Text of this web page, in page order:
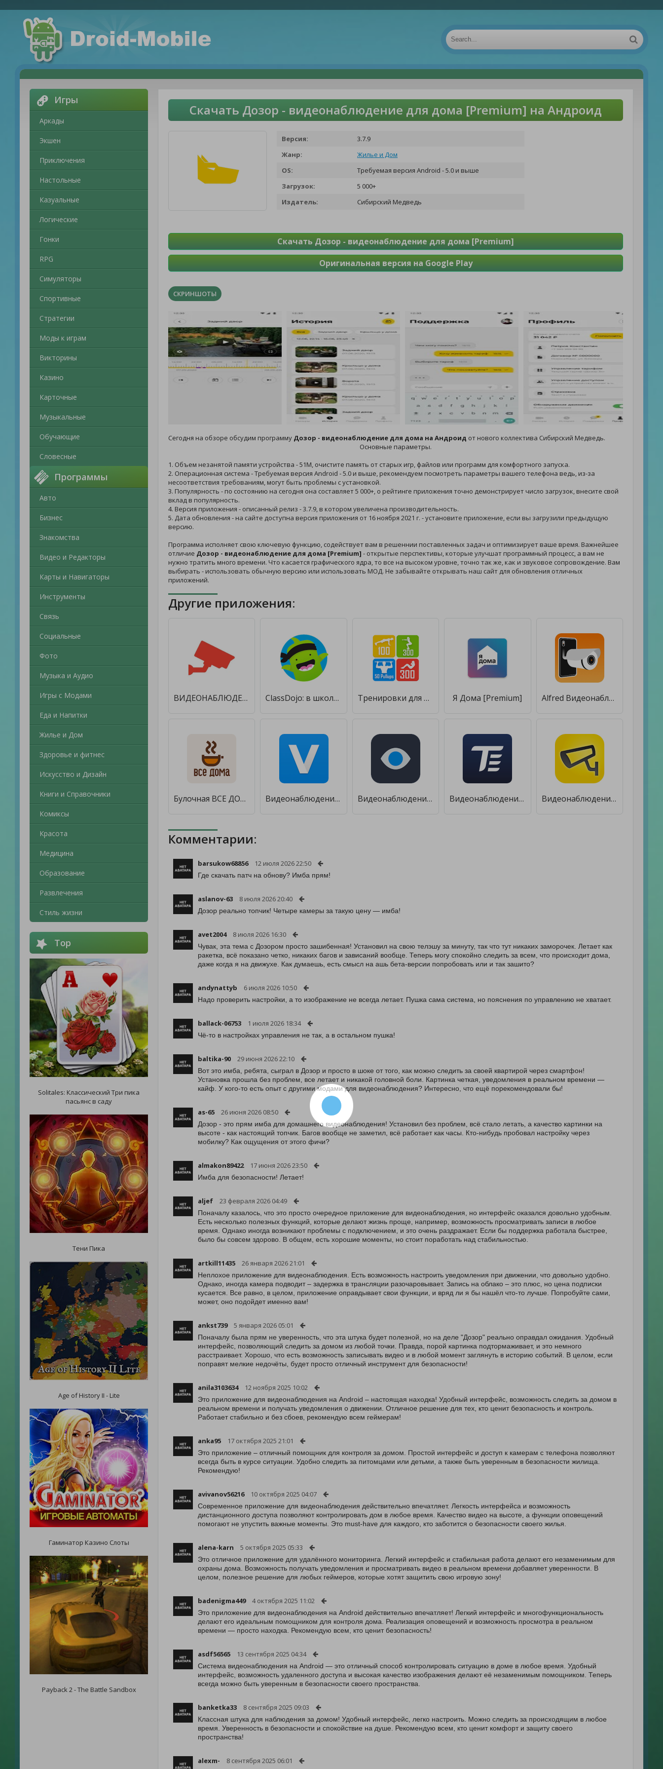
Игры
Аркады
Экшен
Приключения
Настольные
Казуальные
Логические
Гонки
RPG
Симуляторы
Спортивные
Стратегии
Моды к играм
Викторины
Казино
Карточные
Музыкальные
Обучающие
Словесные
Программы
Авто
Бизнес
Знакомства
Видео и Редакторы
Карты и Навигаторы
Инструменты
Связь
Социальные
Фото
Музыка и Аудио
Игры с Модами
Еда и Напитки
Жилье и Дом
Здоровье и фитнес
Искусство и Дизайн
Книги и Справочники
Комиксы
Красота
Медицина
Образование
Развлечения
Стиль жизни
Top
Solitales: Классический Три пика
пасьянс в саду
Тени Пика
Age of History II - Lite
Гаминатор Казино Слоты
Payback 2 - The Battle Sandbox
Скачать Дозор - видеонаблюдение для дома [Premium] на Андроид
Версия:
3.7.9
Жанр:
Жилье и Дом
OS:
Требуемая версия Android - 5.0 и выше
Загрузок:
5 000+
Издатель:
Сибирский Медведь
Скачать Дозор - видеонаблюдение для дома [Premium]
Оригинальная версия на Google Play
СКРИНШОТЫ
Сегодня на обзоре обсудим программу Дозор - видеонаблюдение для дома на Андроид от нового коллектива Сибирский Медведь.
Основные параметры.
1. Объем незанятой памяти устройства - 51M, очистите память от старых игр, файлов или программ для комфортного запуска.
2. Операционная система - Требуемая версия Android - 5.0 и выше, рекомендуем посмотреть параметры вашего телефона ведь, из-за
несоответствия требованиям, могут быть проблемы с установкой.
3. Популярность - по состоянию на сегодня она составляет 5 000+, о рейтинге приложения точно демонстрирует число загрузок, внесите свой
вклад в популярность.
4. Версия приложения - описанный релиз - 3.7.9, в котором увеличена производительность.
5. Дата обновления - на сайте доступна версия приложения от 16 ноября 2021 г. - установите приложение, если вы загрузили предыдущую
версию.
Программа исполняет свою ключевую функцию, содействует вам в решеннии поставленных задач и оптимизирует ваше время. Важнейшее
отличие Дозор - видеонаблюдение для дома [Premium] - открытые перспективы, которые улучшат программный процесс, а вам не
нужно тратить много времени. Что касается графического ядра, то все на высоком уровне, точно так же, как и звуковое сопровождение. Вам
выбирать - использовать обычную версию или использовать МОД. Не забывайте открывать наш сайт для обновления отличных
приложений.
Другие приложения:
ВИДЕОНАБЛЮДЕНИЕ [Без рекламы] ClassDojo: в школе и дома [Premium] Тренировки для дома BeStronger [Premium] Я Дома [Premium] Alfred Видеонаблюдение камера [Premium]
Булочная ВСЕ ДОМА [Premium] Видеонаблюдение Ivideon [Unlocked] Видеонаблюдение Ростелеком [Без рекламы] Видеонаблюдение TRASSIR client [Premium] Видеонаблюдение Дом.ru Бизнес [Без рекламы]
Комментарии:
barsukow68856 12 июля 2026 22:50
Где скачать патч на обнову? Имба прям!
aslanov-63 8 июля 2026 20:40
Дозор реально топчик! Четыре камеры за такую цену — имба!
avet2004 8 июля 2026 16:30
Чувак, эта тема с Дозором просто зашибенная! Установил на свою телэшу за минуту, так что тут никаких заморочек. Летает как
ракетка, всё показано четко, никаких багов и зависаний вообще. Теперь могу спокойно следить за всем, что происходит дома,
даже когда я на движухе. Как думаешь, есть смысл на ашь бета-версии попробовать или и так зашито?
andynattyb 6 июля 2026 10:50
Надо проверить настройки, а то изображение не всегда летает. Пушка сама система, но пояснения по управлению не хватает.
ballack-06753 1 июля 2026 18:34
Чё-то в настройках управления не так, а в остальном пушка!
baltika-90 29 июня 2026 22:10
Вот это имба, ребята, сыграл в Дозор и просто в шоке от того, как можно следить за своей квартирой через смартфон!
Установка прошла без проблем, все летает и никакой головной боли. Картинка четкая, уведомления в реальном времени —
кайф. У кого-то есть опыт с другими модами для видеонаблюдения? Интересно, что ещё порекомендовали бы!
as-65 26 июня 2026 08:50
Дозор - это прям имба для домашнего видеонаблюдения! Установил без проблем, всё стало летать, а качество картинки на
высоте - как настоящий топчик. Багов вообще не заметил, всё работает как часы. Кто-нибудь пробовал настройку через
мобилку? Как ощущения от этого фичи?
almakon89422 17 июня 2026 23:50
Имба для безопасности! Летает!
aljef 23 февраля 2026 04:49
Поначалу казалось, что это просто очередное приложение для видеонаблюдения, но интерфейс оказался довольно удобным.
Есть несколько полезных функций, которые делают жизнь проще, например, возможность просматривать записи в любое
время. Однако иногда возникают проблемы с подключением, и это очень раздражает. Если бы поддержка работала быстрее,
было бы совсем здорово. В общем, есть хорошие моменты, но стоит поработать над стабильностью.
artkill11435 26 января 2026 21:01
Неплохое приложение для видеонаблюдения. Есть возможность настроить уведомления при движении, что довольно удобно.
Однако, иногда камера подводит – задержка в трансляции разочаровывает. Запись на облако – это плюс, но цена подписки
кусается. Все равно, в целом, приложение оправдывает свои функции, и вряд ли я бы нашёл что-то лучше. Попробуйте сами,
может, оно подойдет именно вам!
ankst739 5 января 2026 05:01
Поначалу была прям не уверенность, что эта штука будет полезной, но на деле "Дозор" реально оправдал ожидания. Удобный
интерфейс, позволяющий следить за домом из любой точки. Правда, порой картинка подтормаживает, и это немного
расстраивает. Хорошо, что есть возможность записывать видео и в любой момент заглянуть в историю событий. В целом, если
поправят мелкие недочёты, будет просто отличный инструмент для безопасности!
anila3103634 12 ноября 2025 10:02
Это приложение для видеонаблюдения на Android – настоящая находка! Удобный интерфейс, возможность следить за домом в
реальном времени и получать уведомления о движении. Отличное решение для тех, кто ценит безопасность и контроль.
Работает стабильно и без сбоев, рекомендую всем геймерам!
anka95 17 октября 2025 21:01
Это приложение – отличный помощник для контроля за домом. Простой интерфейс и доступ к камерам с телефона позволяют
всегда быть в курсе ситуации. Удобно следить за питомцами или детьми, а также быть уверенным в безопасности жилища.
Рекомендую!
avivanov56216 10 октября 2025 04:07
Современное приложение для видеонаблюдения действительно впечатляет. Легкость интерфейса и возможность
дистанционного доступа позволяют контролировать дом в любое время. Качество видео на высоте, а функции оповещений
помогают не упустить важные моменты. Это must-have для каждого, кто заботится о безопасности своего жилья.
alena-karn 5 октября 2025 05:33
Это отличное приложение для удалённого мониторинга. Легкий интерфейс и стабильная работа делают его незаменимым для
охраны дома. Возможность получать уведомления и просматривать видео в реальном времени добавляет уверенности. В
целом, полезное решение для любых геймеров, которые хотят защитить свою игровую зону!
badenigma449 4 октября 2025 11:02
Это приложение для видеонаблюдения на Android действительно впечатляет! Легкий интерфейс и многофункциональность
делают его идеальным помощником для контроля дома. Реализация оповещений и возможность просмотра в реальном
времени — просто находка. Рекомендую всем, кто ценит безопасность!
asdf56565 13 сентября 2025 04:34
Система видеонаблюдения на Android — это отличный способ контролировать ситуацию в доме в любое время. Удобный
интерфейс, возможность удаленного доступа и высокая качество изображения делают её незаменимым помощником. Теперь
всегда можно быть уверенным в безопасности своего пространства.
banketka33 8 сентября 2025 09:03
Классная штука для наблюдения за домом! Удобный интерфейс, легко настроить. Можно следить за происходящим в любое
время. Уверенность в безопасности и спокойствие на душе. Рекомендую всем, кто ценит комфорт и защиту своего
пространства!
alexm- 8 сентября 2025 06:01